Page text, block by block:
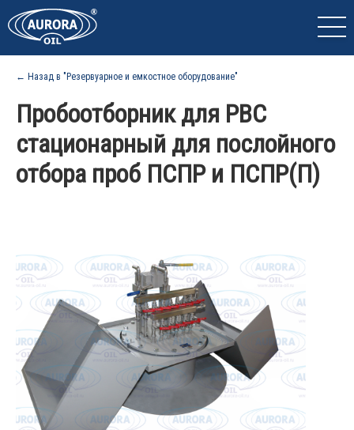
← Назад в "Резервуарное и емкостное оборудование"
Пробоотборник для РВС
стационарный для послойного
отбора проб ПСПР и ПСПР(П)